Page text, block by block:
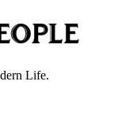
Life.